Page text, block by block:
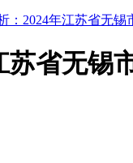
：2024年江苏省无锡
苏省无锡